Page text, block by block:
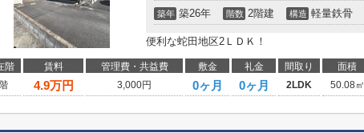
築年 築26年 階数 2階建 構造 軽量鉄骨
便利な蛇田地区2ＬＤＫ！
階 賃料 管理費・共益費 敷金 礼金 間取り 面積
4.9万円 3,000円 0ヶ月 0ヶ月 2LDK 50.08㎡